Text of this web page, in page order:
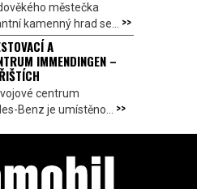
městečka
kamenný hrad se... >>
A
IMMENDINGEN –
centrum
Benz je umístěno... >>